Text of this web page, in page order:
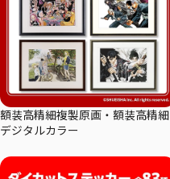
額装高精細複製原画・額装高精細
デジタルカラー